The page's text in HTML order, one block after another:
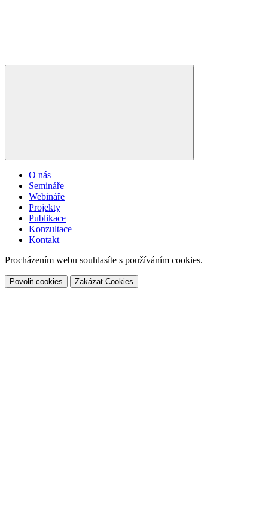
O nás
Semináře
Webináře
Projekty
Publikace
Konzultace
Kontakt
Procházením webu souhlasíte s používáním cookies.
Povolit cookies Zakázat Cookies